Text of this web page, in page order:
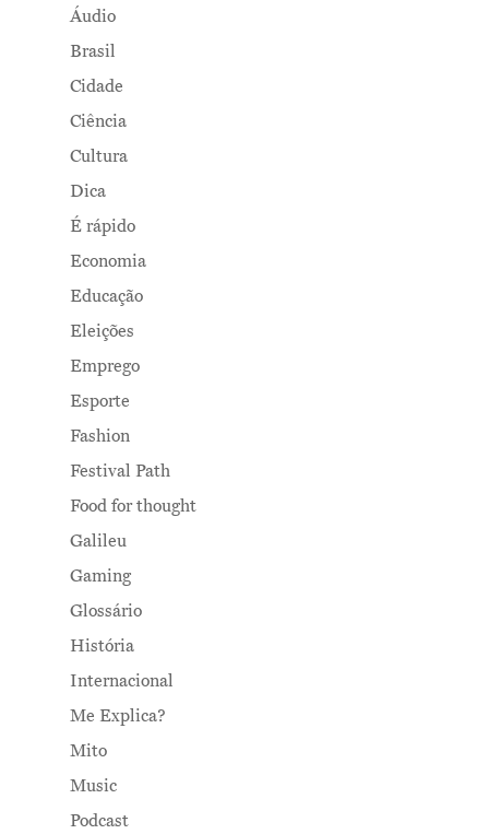
Áudio
Brasil
Cidade
Ciência
Cultura
Dica
É rápido
Economia
Educação
Eleições
Emprego
Esporte
Fashion
Festival Path
Food for thought
Galileu
Gaming
Glossário
História
Internacional
Me Explica?
Mito
Music
Podcast